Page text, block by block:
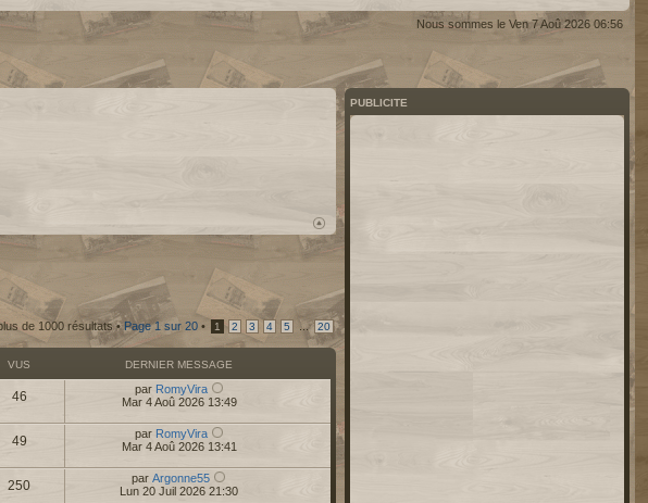
Nous sommes le Ven 7 Aoû 2026 06:56
de 1000 résultats • Page1sur 20• 1 2 3 4 5 ... 20
VUS DERNIER MESSAGE
46 par RomyVira
Mar 4 Aoû 2026 13:49
49 par RomyVira
Mar 4 Aoû 2026 13:41
250 parArgonne55
Lun 20 Juil 2026 21:30
PUBLICITE